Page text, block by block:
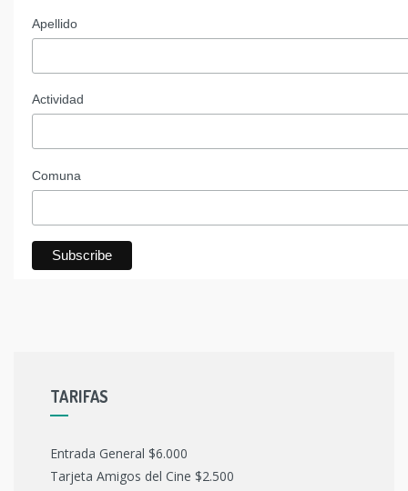
Apellido
Actividad
Comuna
TARIFAS
Entrada General $6.000
Tarjeta Amigos del Cine $2.500